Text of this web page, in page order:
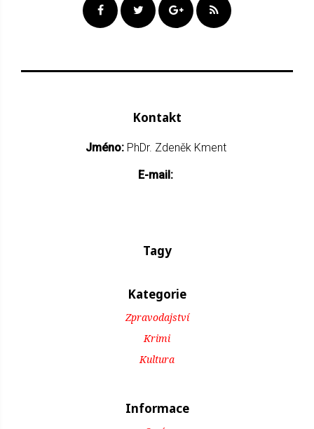
Kontakt
Jméno: PhDr. Zdeněk Kment
E-mail:
Tagy
Kategorie
Zpravodajství
Krimi
Kultura
Informace